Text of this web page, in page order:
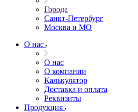
Города
Санкт-Петербург
Москва и МО
О нас
О нас
О компании
Калькулятор
Доставка и оплата
Реквизиты
Продукция